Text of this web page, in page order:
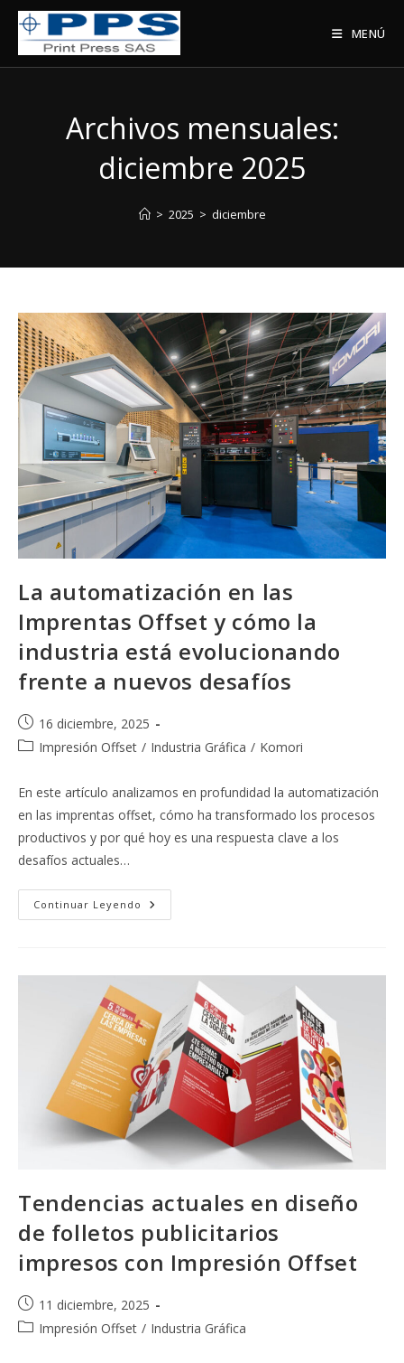
Saltar
contenido
MENÚ
Archivos mensuales:
diciembre 2025
> 2025 > diciembre
La automatización en las
Imprentas Offset y cómo la
industria está evolucionando
frente a nuevos desafíos
Publicación
de
16 diciembre, 2025
Categoría
la
entrada:
Impresión Offset / Industria Gráfica / Komori
En este artículo analizamos en profundidad la automatización
en las imprentas offset, cómo ha transformado los procesos
productivos y por qué hoy es una respuesta clave a los
desafíos actuales…
Continuar Leyendo La
Automatización
Y
La
Industria
Está
Evolucionando
Frente
A
Nuevos
Desafíos
Tendencias actuales en diseño
de folletos publicitarios
impresos con Impresión Offset
Publicación
de
11 diciembre, 2025
Categoría
Impresión Offset / Industria Gráfica